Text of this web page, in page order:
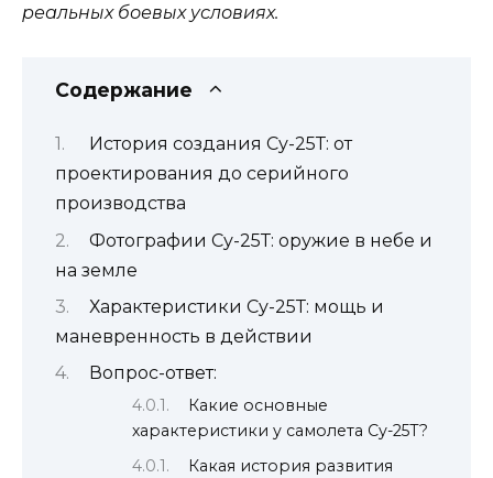
реальных боевых условиях.
Содержание
История создания Су-25Т: от
проектирования до серийного
производства
Фотографии Су-25Т: оружие в небе и
на земле
Характеристики Су-25Т: мощь и
маневренность в действии
Вопрос-ответ:
Какие основные
характеристики у самолета Су-25Т?
Какая история развития